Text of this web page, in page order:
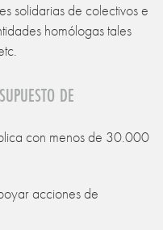
solidarias de colectivos e
homólogas tales
DE
con menos de 30.000
acciones de